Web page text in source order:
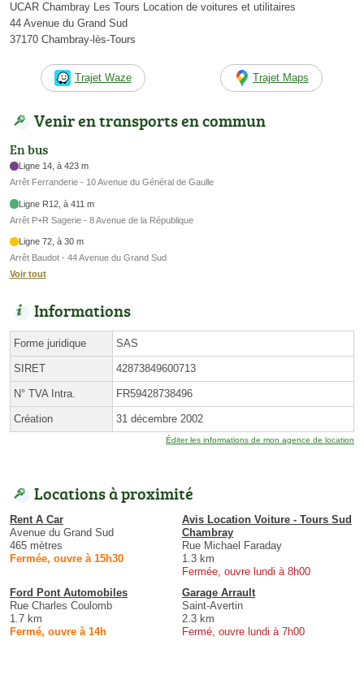
UCAR Chambray Les Tours Location de voitures et utilitaires
44 Avenue du Grand Sud
37170 Chambray-lès-Tours
Trajet Waze Trajet Maps
Venir en transports en commun
En bus
Ligne 14, à 423 m
Arrêt Ferranderie - 10 Avenue du Général de Gaulle
Ligne R12, à 411 m
Arrêt P+R Sagerie - 8 Avenue de la République
Ligne 72, à 30 m
Arrêt Baudot - 44 Avenue du Grand Sud
Voir tout
Informations
Forme juridique SAS
SIRET 42873849600713
N° TVA Intra. FR59428738496
Création 31 décembre 2002
Éditer les informations de mon agence de location
Locations à proximité
Rent A Car
Avenue du Grand Sud
465 mètres
Fermée, ouvre à 15h30
Avis Location Voiture - Tours Sud
Chambray
Rue Michael Faraday
1.3 km
Fermée, ouvre lundi à 8h00
Ford Pont Automobiles
Rue Charles Coulomb
1.7 km
Fermé, ouvre à 14h
Garage Arrault
Saint-Avertin
2.3 km
Fermé, ouvre lundi à 7h00